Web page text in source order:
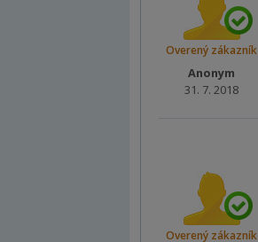
Overený zákazník
Anonym
31. 7. 2018
Overený zákazník